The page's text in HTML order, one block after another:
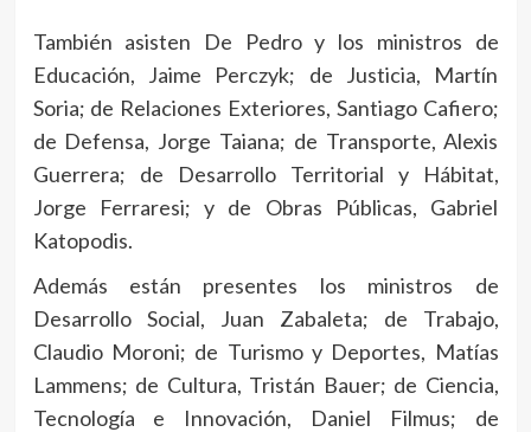
También asisten De Pedro y los ministros de
Educación, Jaime Perczyk; de Justicia, Martín
Soria; de Relaciones Exteriores, Santiago Cafiero;
de Defensa, Jorge Taiana; de Transporte, Alexis
Guerrera; de Desarrollo Territorial y Hábitat,
Jorge Ferraresi; y de Obras Públicas, Gabriel
Katopodis.
Además están presentes los ministros de
Desarrollo Social, Juan Zabaleta; de Trabajo,
Claudio Moroni; de Turismo y Deportes, Matías
Lammens; de Cultura, Tristán Bauer; de Ciencia,
Tecnología e Innovación, Daniel Filmus; de